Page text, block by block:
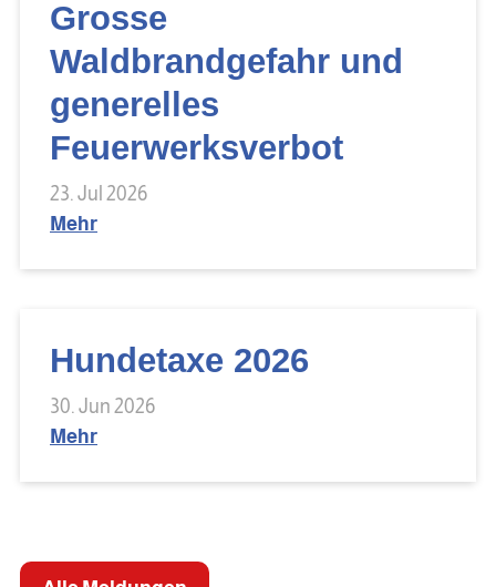
Grosse
Waldbrandgefahr und
generelles
Feuerwerksverbot
23. Jul 2026
Mehr
Hundetaxe 2026
30. Jun 2026
Mehr